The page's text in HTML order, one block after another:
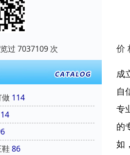
过 7037109 次
做 114
86
价
成
自
专
的
如